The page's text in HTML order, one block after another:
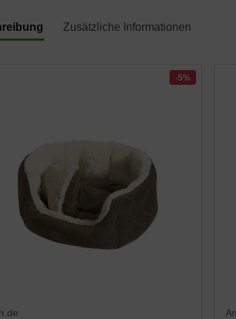
Zusätzliche Informationen
-5%